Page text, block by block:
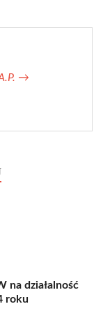
→
na działalność
roku